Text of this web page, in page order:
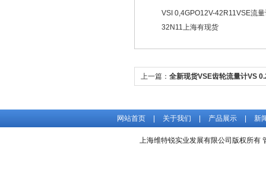
VSI 0,4GPO12V-42R11VSE流
32N11上海有现货
上一篇： 全新现货VSE齿轮流量计VS
网站首页 关于我们 产品展示 新
上海维特锐实业发展有限公司版权所有